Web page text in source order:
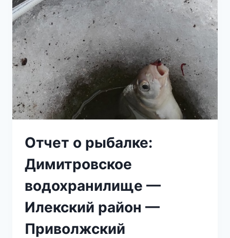
Отчет о рыбалке:
Димитровское
водохранилище —
Илекский район —
Приволжский